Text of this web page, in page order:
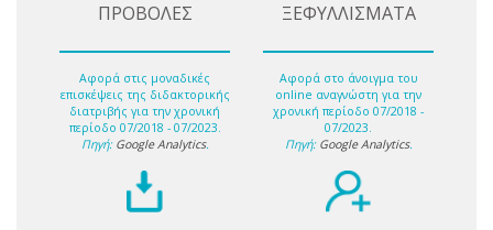
ΠΡΟΒΟΛΕΣ
Αφορά στις μοναδικές
επισκέψεις της διδακτορικής
διατριβής για την χρονική
περίοδο 07/2018 - 07/2023.
Πηγή: Google Analytics.
ΞΕΦΥΛΛΙΣΜΑΤΑ
Αφορά στο άνοιγμα του
online αναγνώστη για την
χρονική περίοδο 07/2018 -
07/2023.
Πηγή: Google Analytics.